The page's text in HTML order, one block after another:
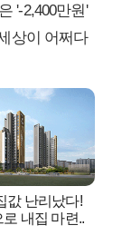
'-2,400만원'
상이 어쩌다
값 난리났다!
내집 마련..